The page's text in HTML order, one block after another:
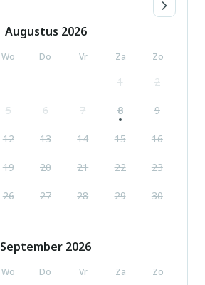
Augustus 2026
Wo Do Vr Za Zo
1 2
5 6 7 8 9
12 13 14 15 16
19 20 21 22 23
26 27 28 29 30
September 2026
Wo Do Vr Za Zo